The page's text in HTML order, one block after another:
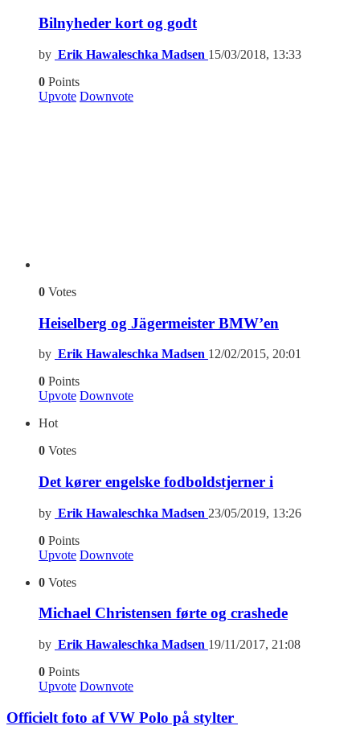
Bilnyheder kort og godt
by Erik Hawaleschka Madsen 15/03/2018, 13:33
0 Points
Upvote Downvote
0 Votes
Heiselberg og Jägermeister BMW’en
by Erik Hawaleschka Madsen 12/02/2015, 20:01
0 Points
Upvote Downvote
Hot
0 Votes
Det kører engelske fodboldstjerner i
by Erik Hawaleschka Madsen 23/05/2019, 13:26
0 Points
Upvote Downvote
0 Votes
Michael Christensen førte og crashede
by Erik Hawaleschka Madsen 19/11/2017, 21:08
0 Points
Upvote Downvote
Officielt foto af VW Polo på stylter